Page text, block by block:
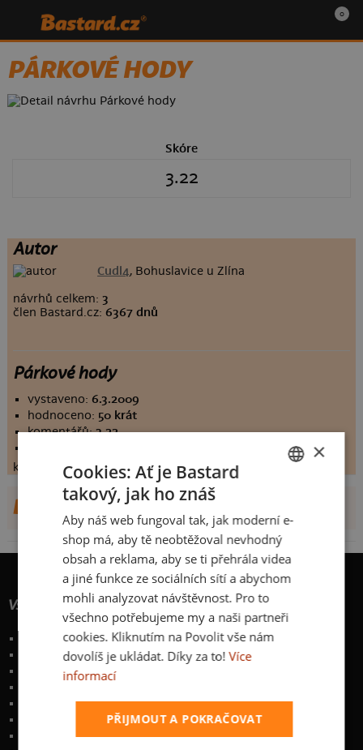
0
PÁRKOVÉ HODY
Skóre
3.22
Autor
Cudl4, Bohuslavice u Zlína
návrhů celkem: 3
člen Bastard.cz:6367 dnů
Párkové hody
vystaveno:6.3.2009
hodnoceno: 50 krát
komentářů:3.22
konečné hodnocení:3.22
DALŠÍ NÁVRHY OD CUDL4
Vše o nákupu
Poštovné a způsoby doručení
Garance výměny či vrácení
Časté otázky
Obchodní podmínky
Ochrana osobních údajů
info@bastard.cz
SLOVAK
×
Cookies: Ať je Bastard
takový, jak ho znáš
Aby náš web fungoval tak, jak moderní e-
shop má, aby tě neobtěžoval nevhodný
obsah a reklama, aby se ti přehrála videa
a jiné funkce ze sociálních sítí a abychom
mohli analyzovat návštěvnost. Pro to
všechno potřebujeme my a naši partneři
cookies. Kliknutím na Povolit vše nám
dovolíš je ukládat. Díky za to! Více
informací
PŘIJMOUT A POKRAČOVAT